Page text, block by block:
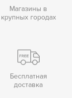
Магазины в
крупных городах
Бесплатная
доставка